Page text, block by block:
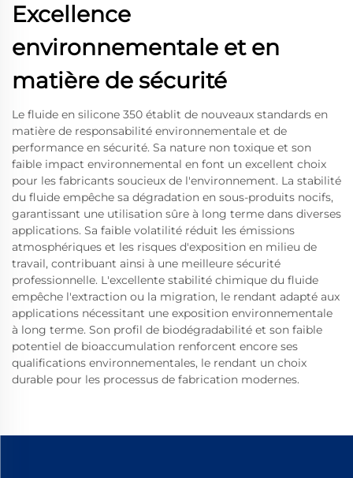
Excellence
environnementale et en
matière de sécurité
Le fluide en silicone 350 établit de nouveaux standards en
matière de responsabilité environnementale et de
performance en sécurité. Sa nature non toxique et son
faible impact environnemental en font un excellent choix
pour les fabricants soucieux de l'environnement. La stabilité
du fluide empêche sa dégradation en sous-produits nocifs,
garantissant une utilisation sûre à long terme dans diverses
applications. Sa faible volatilité réduit les émissions
atmosphériques et les risques d'exposition en milieu de
travail, contribuant ainsi à une meilleure sécurité
professionnelle. L'excellente stabilité chimique du fluide
empêche l'extraction ou la migration, le rendant adapté aux
applications nécessitant une exposition environnementale
à long terme. Son profil de biodégradabilité et son faible
potentiel de bioaccumulation renforcent encore ses
qualifications environnementales, le rendant un choix
durable pour les processus de fabrication modernes.